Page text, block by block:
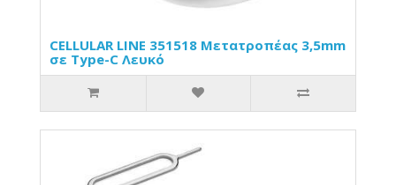
CELLULAR LINE 351518 Μετατροπέας 3,5mm
σε Type-C Λευκό